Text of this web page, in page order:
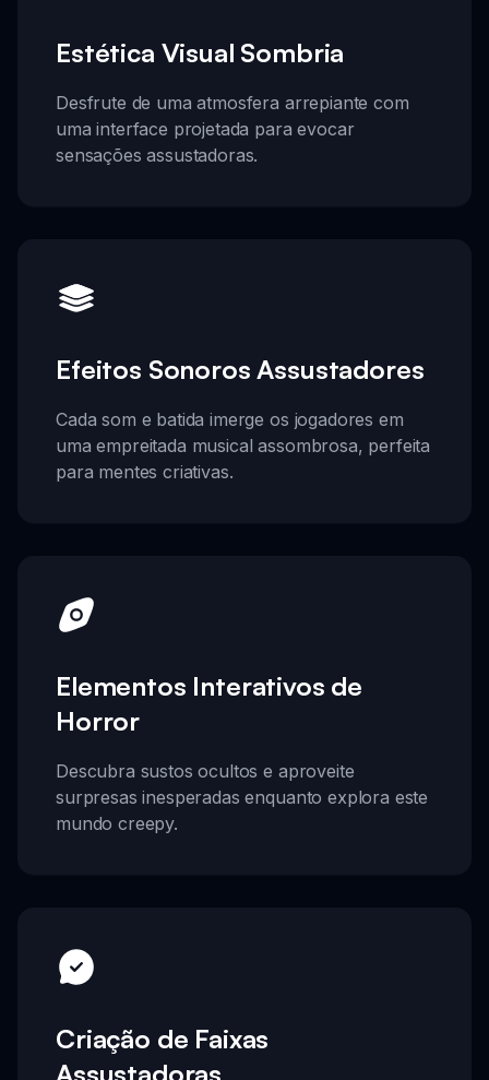
Estética Visual Sombria
Desfrute de uma atmosfera arrepiante com
uma interface projetada para evocar
sensações assustadoras.
Efeitos Sonoros Assustadores
Cada som e batida imerge os jogadores em
uma empreitada musical assombrosa, perfeita
para mentes criativas.
Elementos Interativos de
Horror
Descubra sustos ocultos e aproveite
surpresas inesperadas enquanto explora este
mundo creepy.
Criação de Faixas
Assustadoras